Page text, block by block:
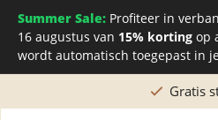
Summer Sale: Profiteer in
16 augustus van 15% korting op
wordt automatisch toegepast in
Gratis